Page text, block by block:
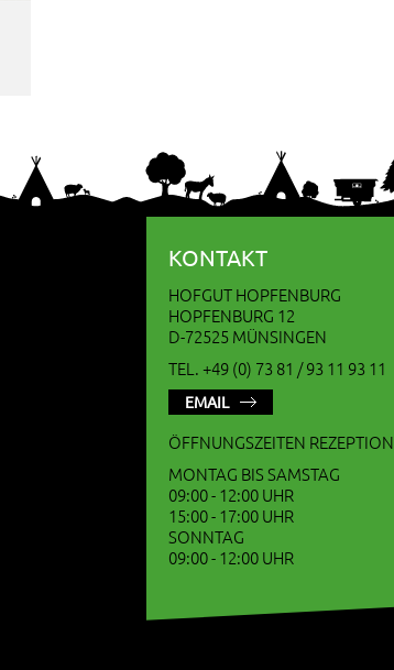
KONTAKT
HOFGUT HOPFENBURG
HOPFENBURG 12
D-72525 MÜNSINGEN
TEL. +49 (0) 73 81 / 93 11 93 11
EMAIL
ÖFFNUNGSZEITEN REZEPTION
MONTAG BIS SAMSTAG
09:00 - 12:00 UHR
15:00 - 17:00 UHR
SONNTAG
09:00 - 12:00 UHR